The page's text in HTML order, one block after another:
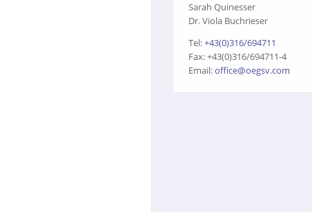
Sarah Quinesser
Dr. Viola Buchrieser
Tel:+43(0)316/694711
Fax: +43(0)316/694711-4
Email:office@oegsv.com